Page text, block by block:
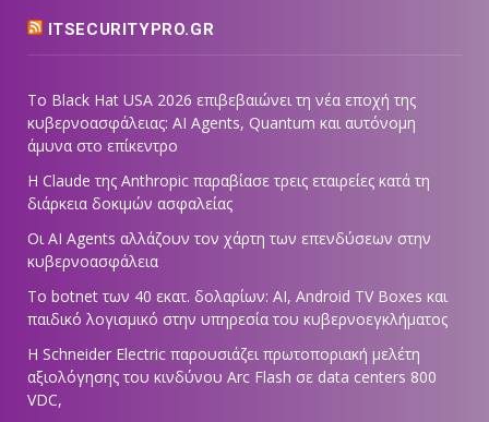
ITSECURITYPRO.GR
Το Black Hat USA 2026 επιβεβαιώνει τη νέα εποχή της
κυβερνοασφάλειας: AI Agents, Quantum και αυτόνομη
άμυνα στο επίκεντρο
Η Claude της Anthropic παραβίασε τρεις εταιρείες κατά τη
διάρκεια δοκιμών ασφαλείας
Οι AI Agents αλλάζουν τον χάρτη των επενδύσεων στην
κυβερνοασφάλεια
Το botnet των 40 εκατ. δολαρίων: AI, Android TV Boxes και
παιδικό λογισμικό στην υπηρεσία του κυβερνοεγκλήματος
Η Schneider Electric παρουσιάζει πρωτοποριακή μελέτη
αξιολόγησης του κινδύνου Arc Flash σε data centers 800
VDC,